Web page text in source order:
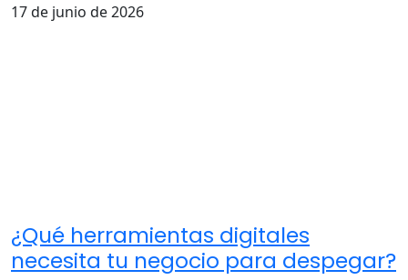
17 de junio de 2026
¿Qué herramientas digitales
necesita tu negocio para despegar?